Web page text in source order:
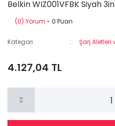
Belkin WIZ001VFBK Siyah
(0) Yorum - 0 Puan
Kategori Şarj Aletleri
4.127,04 TL